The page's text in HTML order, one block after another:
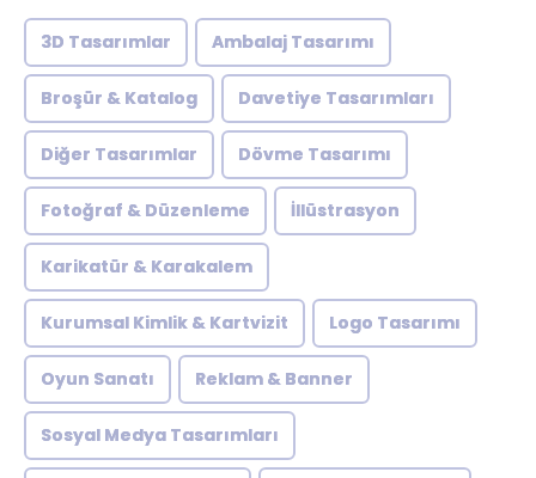
3D Tasarımlar Ambalaj Tasarımı
Broşür & Katalog Davetiye Tasarımları
Diğer Tasarımlar Dövme Tasarımı
Fotoğraf & Düzenleme İllüstrasyon
Karikatür & Karakalem
Kurumsal Kimlik & Kartvizit Logo Tasarımı
Oyun Sanatı Reklam & Banner
Sosyal Medya Tasarımları